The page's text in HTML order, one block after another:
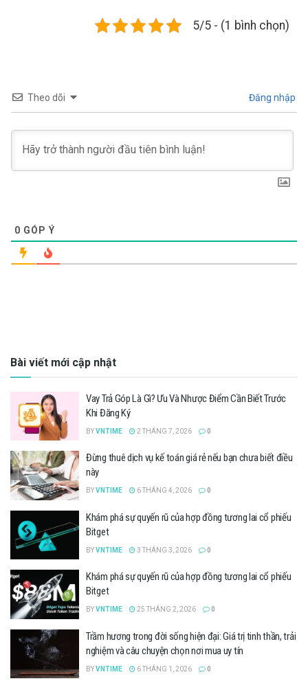
5/5 - (1 bình chọn)
Theo dõi Đăng nhập
0 GÓP Ý
Bài viết mới cập nhật
Vay Trả Góp Là Gì? Ưu Và Nhược Điểm Cần Biết Trước
Khi Đăng Ký
BYVNTIME 2 THÁNG 7, 2026 0
Đừng thuê dịch vụ kế toán giá rẻ nếu bạn chưa biết điều
này
BYVNTIME 6 THÁNG 4, 2026 0
Khám phá sự quyến rũ của hợp đồng tương lai cổ phiếu
Bitget
BYVNTIME 3 THÁNG 3, 2026 0
Khám phá sự quyến rũ của hợp đồng tương lai cổ phiếu
Bitget
BYVNTIME 25 THÁNG 2, 2026 0
Trầm hương trong đời sống hiện đại: Giá trị tinh thần, trải
nghiệm và câu chuyện chọn nơi mua uy tín
BYVNTIME 6 THÁNG 1, 2026 0